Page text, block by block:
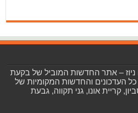
ניוז – אתר החדשות המוביל של בקעת
כל העדכונים והחדשות המקומיות של
קריית אונו, גני תקווה, גבעת